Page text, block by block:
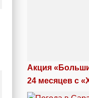
Акция
24 месяцев с